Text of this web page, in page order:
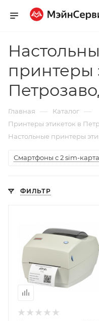
принтеры
Главная — Каталог —
Принтеры этикеток в
Настольные принтеры
Смартфоны с 2 sim-
ФИЛЬТР